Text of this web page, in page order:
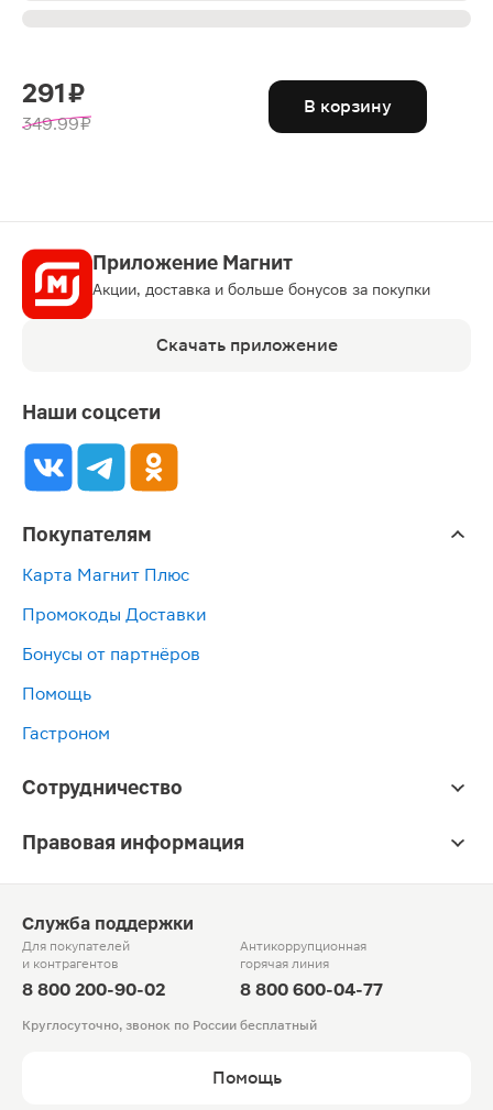
291 ₽
349.99 ₽
В корзину
Приложение Магнит
Акции, доставка и больше бонусов за покупки
Скачать приложение
Наши соцсети
Покупателям
Карта Магнит Плюс
Промокоды Доставки
Бонусы от партнёров
Помощь
Гастроном
Сотрудничество
Правовая информация
Служба поддержки
Для покупателей
и контрагентов
8 800 200-90-02
Антикоррупционная
горячая линия
8 800 600-04-77
Круглосуточно, звонок по России бесплатный
Помощь